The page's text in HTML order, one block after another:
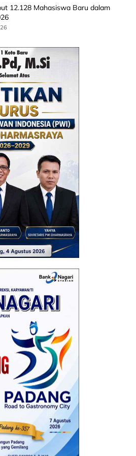
12.128 Mahasiswa Baru dalam